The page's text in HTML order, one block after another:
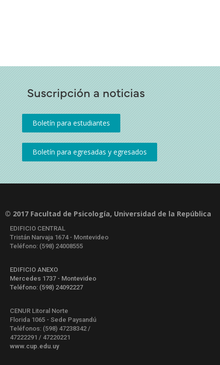
Suscripción a noticias
© 2017 Facultad de Psicología, Universidad de la República
EDIFICIO CENTRAL
Tristán Narvaja 1674 - Montevideo
Teléfono: (598) 24008555
EDIFICIO ANEXO
Mercedes 1737 - Montevideo
Teléfono: (598) 24092227
CENUR Litoral Norte
Florida 1065 - Sede Paysandú
Teléfonos: (598) 47238342 /
47222291 / 47220221
www.cup.edu.uy